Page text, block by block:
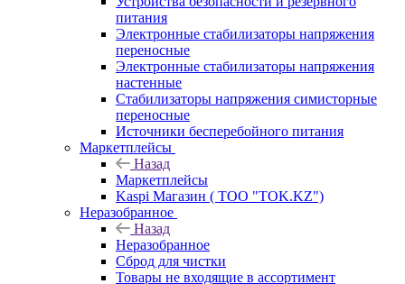
питания
Электронные стабилизаторы напряжения
переносные
Электронные стабилизаторы напряжения
настенные
Стабилизаторы напряжения симисторные
переносные
Источники бесперебойного питания
Маркетплейсы
Назад
Маркетплейсы
Kaspi Магазин ( ТОО "TOK.KZ")
Неразобранное
Назад
Неразобранное
Сброд для чистки
Товары не входящие в ассортимент